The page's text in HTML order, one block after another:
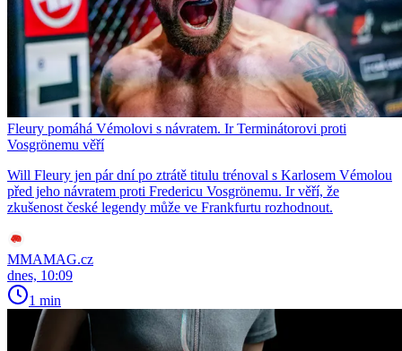
Fleury pomáhá Vémolovi s návratem. Ir Terminátorovi proti
Vosgrönemu věří
Will Fleury jen pár dní po ztrátě titulu trénoval s Karlosem Vémolou
před jeho návratem proti Fredericu Vosgrönemu. Ir věří, že
zkušenost české legendy může ve Frankfurtu rozhodnout.
MMAMAG.cz
dnes, 10:09
1 min